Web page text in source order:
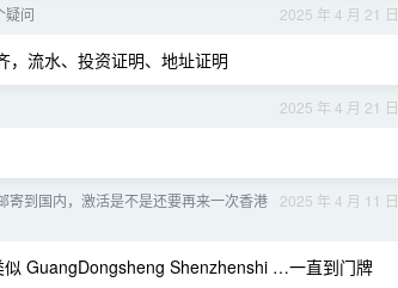
2025 年 4 月 21 日
疑问
，流水、投资证明、地址证明
2025 年 4 月 21 日
2025 年 4 月 11 日
寄到国内，激活是不是还要再来一次香港
GuangDongsheng Shenzhenshi …一直到门牌